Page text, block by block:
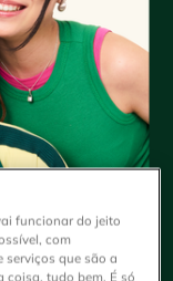
funcionar do jeito
com
serviços que são a
coisa, tudo bem. É só